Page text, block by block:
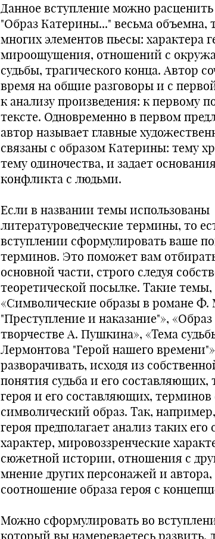
Данное вступление можно расценить
"Образ Катерины..." весьма объемна,
многих элементов пьесы: характера
мироощущения, отношений с
судьбы, трагического конца. Автор
время на общие разговоры и с
к анализу произведения: к первому
тексте. Одновременно в первом
автор называет главные
связаны с образом Катерины: тему
тему одиночества, и задает
конфликта с людьми.
Если в названии темы использованы
литературоведческие термины, то
вступлении сформулировать ваше
терминов. Это поможет вам
основной части, строго следуя
теоретической посылке. Такие темы,
«Символические образы в романе Ф.
"Преступление и наказание"»,
творчестве А. Пушкина», «Тема
Лермонтова "Герой нашего
разворачивать, исходя из
понятия судьба и его составляющих,
героя и его составляющих,
символический образ. Так,
героя предполагает анализ таких
характер, мировоззренческие
сюжетной истории, отношения с
мнение других персонажей и
соотношение образа героя с
Можно сформулировать во
который вы намереваетесь развить,